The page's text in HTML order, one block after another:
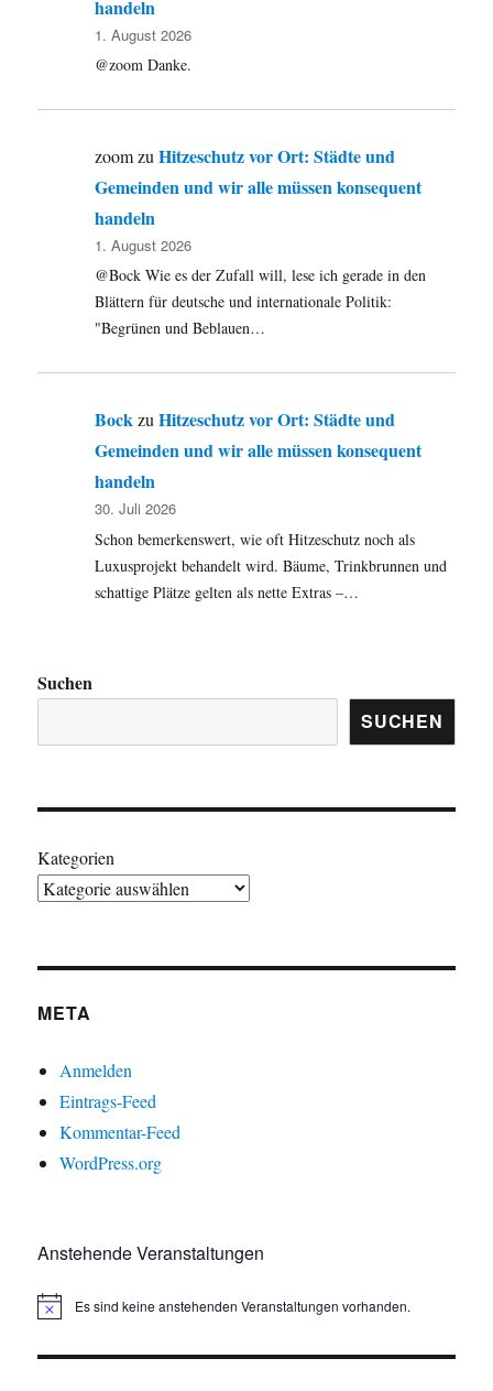
handeln
1. August 2026
@zoom Danke.
zoomzuHitzeschutz vor Ort: Städte und
Gemeinden und wir alle müssen konsequent
handeln
1. August 2026
@Bock Wie es der Zufall will, lese ich gerade in den
Blättern für deutsche und internationale Politik:
"Begrünen und Beblauen…
BockzuHitzeschutz vor Ort: Städte und
Gemeinden und wir alle müssen konsequent
handeln
30. Juli 2026
Schon bemerkenswert, wie oft Hitzeschutz noch als
Luxusprojekt behandelt wird. Bäume, Trinkbrunnen und
schattige Plätze gelten als nette Extras –…
Suchen
SUCHEN
Kategorien
META
Anmelden
Eintrags-Feed
Kommentar-Feed
WordPress.org
Anstehende Veranstaltungen
H
w
Es sind keine anstehenden Veranstaltungen vorhanden.